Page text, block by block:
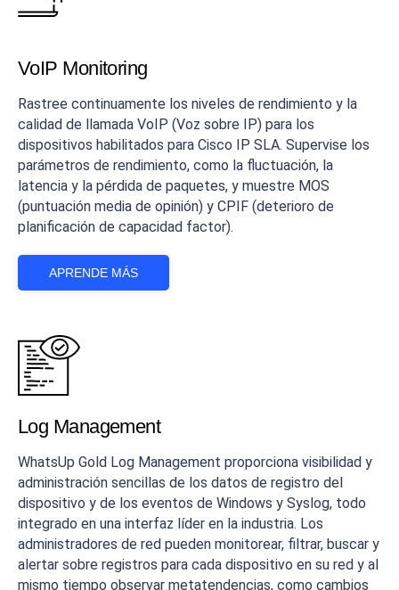
VoIP Monitoring
Rastree continuamente los niveles de rendimiento y la
calidad de llamada VoIP (Voz sobre IP) para los
dispositivos habilitados para Cisco IP SLA. Supervise los
parámetros de rendimiento, como la fluctuación, la
latencia y la pérdida de paquetes, y muestre MOS
(puntuación media de opinión) y CPIF (deterioro de
planificación de capacidad factor).
APRENDE MÁS
Log Management
WhatsUp Gold Log Management proporciona visibilidad y
administración sencillas de los datos de registro del
dispositivo y de los eventos de Windows y Syslog, todo
integrado en una interfaz líder en la industria. Los
administradores de red pueden monitorear, filtrar, buscar y
alertar sobre registros para cada dispositivo en su red y al
mismo tiempo observar metatendencias, como cambios